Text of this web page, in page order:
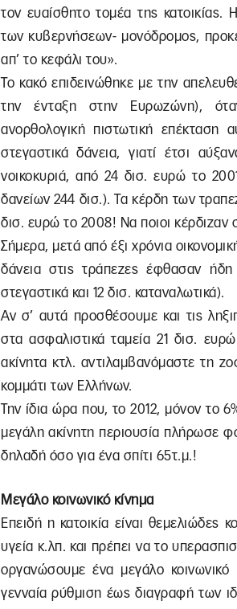
τον ευαίσθητο τομέα της κατοικίας.
των κυβερνήσεων- μονόδρομος,
απ’ το κεφάλι του».
Το κακό επιδεινώθηκε με την
την ένταξη στην Ευρωζώνη),
ανορθολογική πιστωτική επέκταση
στεγαστικά δάνεια, γιατί έτσι
νοικοκυριά, από 24 δισ. ευρώ το
δανείων 244 δισ.). Τα κέρδη των
δισ. ευρώ το 2008! Να ποιοι κέρδιζαν
Σήμερα, μετά από έξι χρόνια
δάνεια στις τράπεζες έφθασαν
στεγαστικά και 12 δισ. καταναλωτικά).
Αν σ’ αυτά προσθέσουμε και τις
στα ασφαλιστικά ταμεία 21 δισ.
ακίνητα κτλ. αντιλαμβανόμαστε τη
κομμάτι των Ελλήνων.
Την ίδια ώρα που, το 2012, μόνον το
μεγάλη ακίνητη περιουσία πλήρωσε
δηλαδή όσο για ένα σπίτι 65τ.μ.!
Μεγάλο κοινωνικό κίνημα
Επειδή η κατοικία είναι θεμελιώδες
υγεία κ.λπ. και πρέπει να το
οργανώσουμε ένα μεγάλο κοινωνικό
γενναία ρύθμιση έως διαγραφή των